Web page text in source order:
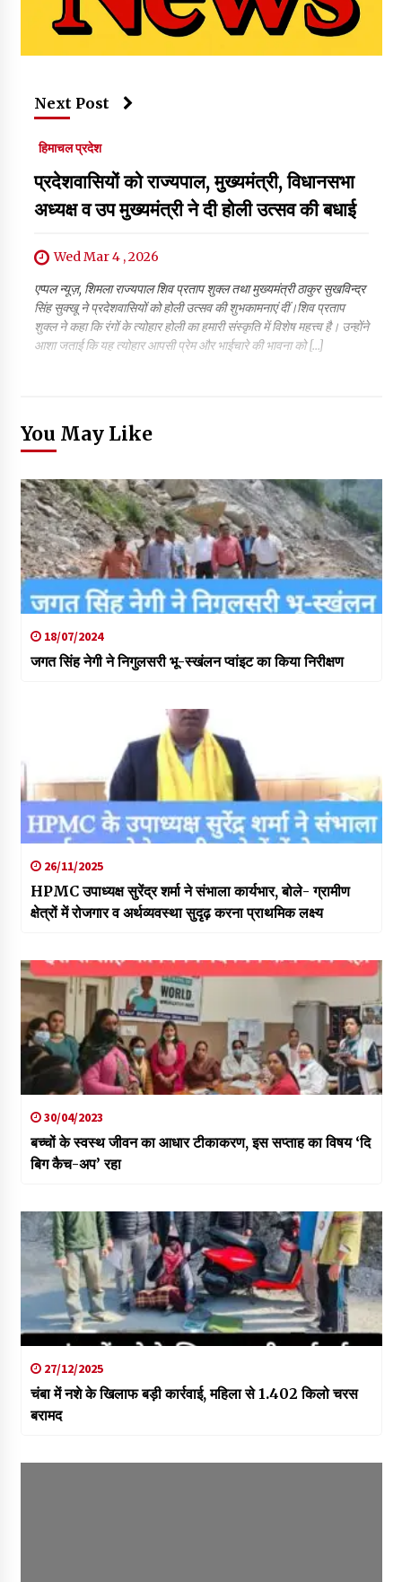
Next Post
हिमाचल प्रदेश
प्रदेशवासियों को राज्यपाल, मुख्यमंत्री, विधानसभा
अध्यक्ष व उप मुख्यमंत्री ने दी होली उत्सव की बधाई
Wed Mar 4 , 2026
एप्पल न्यूज़, शिमला राज्यपाल शिव प्रताप शुक्ल तथा मुख्यमंत्री ठाकुर सुखविन्द्र
सिंह सुक्खू ने प्रदेशवासियों को होली उत्सव की शुभकामनाएं दीं।शिव प्रताप
शुक्ल ने कहा कि रंगों के त्योहार होली का हमारी संस्कृति में विशेष महत्त्व है। उन्होंने
आशा जताई कि यह त्योहार आपसी प्रेम और भाईचारे की भावना को […]
You May Like
18/07/2024
जगत सिंह नेगी ने निगुलसरी भू-स्खंलन प्वांइट का किया निरीक्षण
26/11/2025
HPMC उपाध्यक्ष सुरेंद्र शर्मा ने संभाला कार्यभार, बोले- ग्रामीण
क्षेत्रों में रोजगार व अर्थव्यवस्था सुदृढ़ करना प्राथमिक लक्ष्य
30/04/2023
बच्चों के स्वस्थ जीवन का आधार टीकाकरण, इस सप्ताह का विषय ‘दि
बिग कैच-अप’ रहा
27/12/2025
चंबा में नशे के खिलाफ बड़ी कार्रवाई, महिला से 1.402 किलो चरस
बरामद